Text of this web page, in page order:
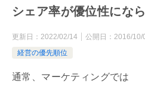
シェア率が優位性にな
更新日： 2022/02/14 公開日： 2016/10/
経営の優先順位
通常、マーケティングでは